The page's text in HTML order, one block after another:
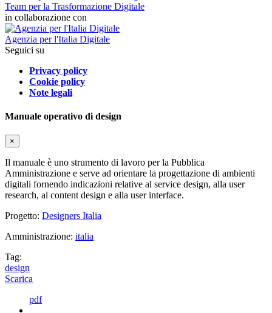
Team per la Trasformazione Digitale
in collaborazione con
Agenzia per l'Italia Digitale
Seguici su
Privacy policy
Cookie policy
Note legali
Manuale operativo di design
×
Il manuale è uno strumento di lavoro per la Pubblica
Amministrazione e serve ad orientare la progettazione di ambienti
digitali fornendo indicazioni relative al service design, alla user
research, al content design e alla user interface.
Progetto: Designers Italia
Amministrazione: italia
Tag:
design
Scarica
pdf